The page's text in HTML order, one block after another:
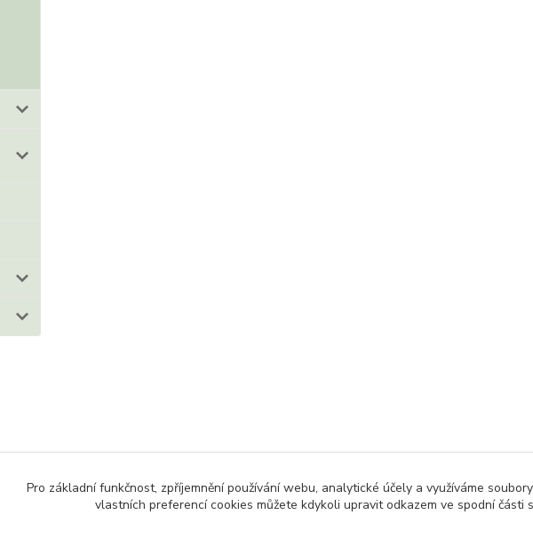
Pro základní funkčnost, zpříjemnění používání webu, analytické účely a využíváme
vlastních preferencí cookies můžete kdykoli upravit odkazem ve spodní části